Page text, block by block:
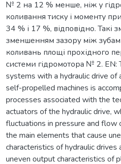
№ 2 на 12 % менше, ніж у
коливання тиску і моменту
34 % і 17 %, відповідно. Такі
зменшенням зазору між
коливань площі прохідного
системи гідромотора № 2. EN:
systems with a hydraulic drive
self-propelled machines is
processes associated with the
actuators of the hydraulic drive,
fluctuations in pressure and flow
the main elements that cause
characteristics of hydraulic drives
uneven output characteristics of